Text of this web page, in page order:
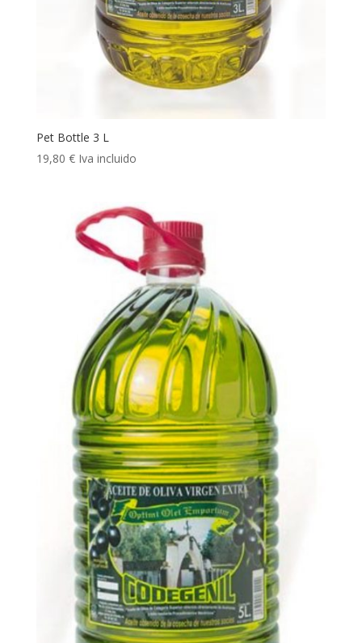
Pet Bottle 3 L
19,80 € Iva incluido